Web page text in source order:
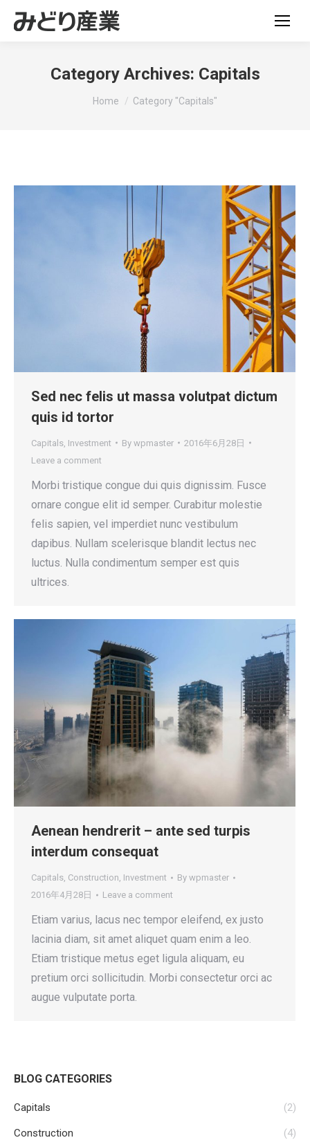
Category Archives: Capitals
You are here:
Home Category "Capitals"
Sed nec felis ut massa volutpat dictum
quis id tortor
Capitals Investment By wpmaster
2016年6月28日
Leave a comment
Morbi tristique congue dui quis dignissim. Fusce
ornare congue elit id semper. Curabitur molestie
felis sapien, vel imperdiet nunc vestibulum
dapibus. Nullam scelerisque blandit lectus nec
luctus. Nulla condimentum semper est quis
ultrices.
Aenean hendrerit – ante sed turpis
interdum consequat
Capitals, Construction, Investment By wpmaster
2016年4月28日
Leave a comment
Etiam varius, lacus nec tempor eleifend, ex justo
lacinia diam, sit amet aliquet quam enim a leo.
Etiam tristique metus eget ligula aliquam, eu
pretium orci sollicitudin. Morbi consectetur orci ac
augue vulputate porta.
BLOG CATEGORIES
Capitals (2)
Construction (4)